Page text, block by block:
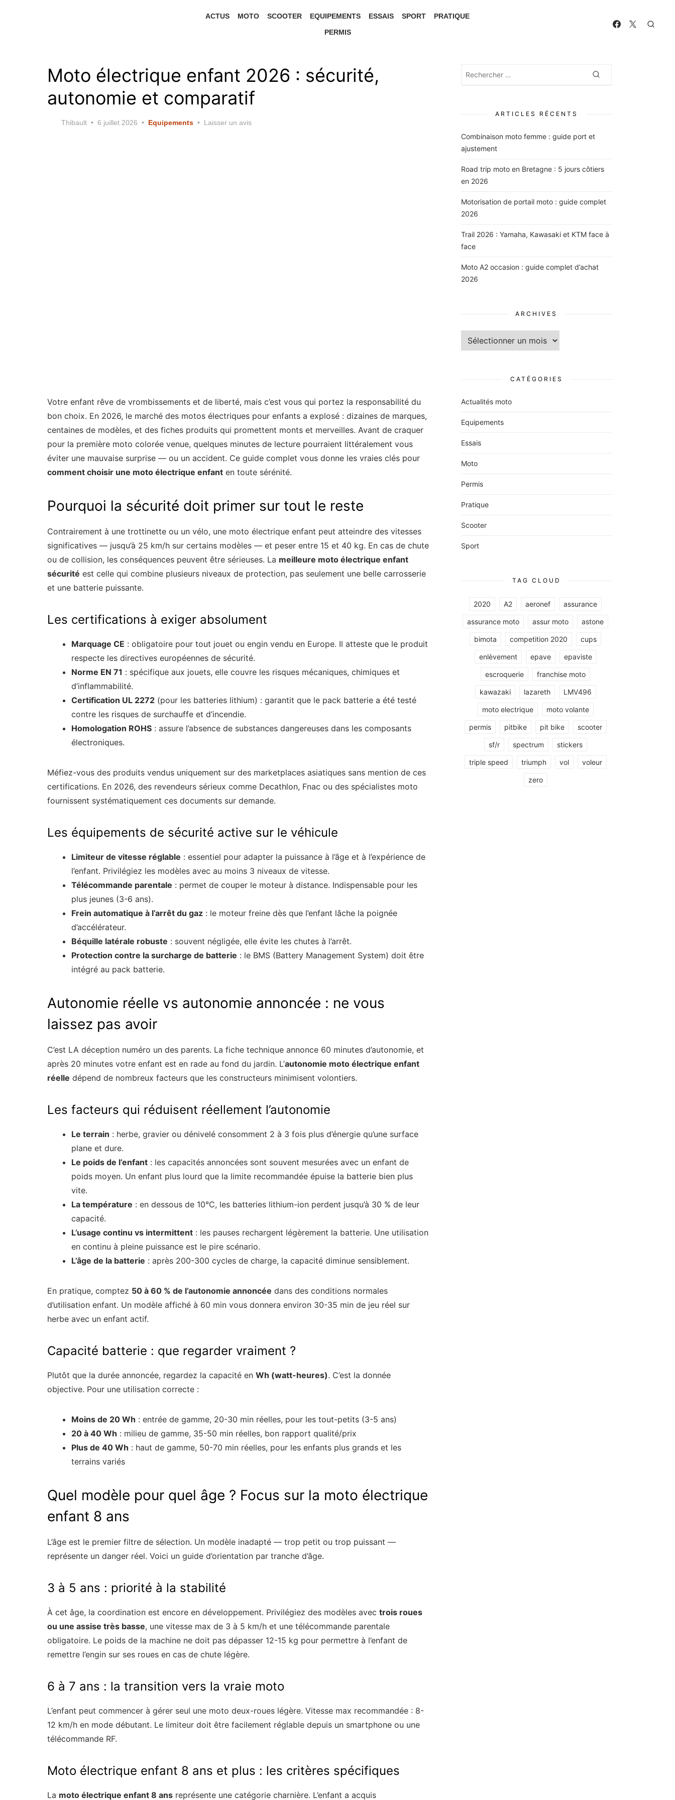
ACTUS MOTO SCOOTER EQUIPEMENTS ESSAIS SPORT
PRATIQUE
PERMIS
Moto électrique enfant 2026 : sécurité,
autonomie et comparatif
Thibault
Posted
6 juillet 2026 Equipements Laisser un avis
Votre enfant rêve de vrombissements et de liberté, mais c’est vous qui portez la responsabilité du
bon choix. En 2026, le marché des motos électriques pour enfants a explosé : dizaines de marques,
centaines de modèles, et des fiches produits qui promettent monts et merveilles. Avant de craquer
pour la première moto colorée venue, quelques minutes de lecture pourraient littéralement vous
éviter une mauvaise surprise — ou un accident. Ce guide complet vous donne les vraies clés pour
comment choisir une moto électrique enfant en toute sérénité.
Pourquoi la sécurité doit primer sur tout le reste
Contrairement à une trottinette ou un vélo, une moto électrique enfant peut atteindre des vitesses
significatives — jusqu’à 25 km/h sur certains modèles — et peser entre 15 et 40 kg. En cas de chute
ou de collision, les conséquences peuvent être sérieuses. La meilleure moto électrique enfant
sécurité est celle qui combine plusieurs niveaux de protection, pas seulement une belle carrosserie
et une batterie puissante.
Les certifications à exiger absolument
Marquage CE : obligatoire pour tout jouet ou engin vendu en Europe. Il atteste que le produit
respecte les directives européennes de sécurité.
Norme EN 71 : spécifique aux jouets, elle couvre les risques mécaniques, chimiques et
d’inflammabilité.
Certification UL 2272 (pour les batteries lithium) : garantit que le pack batterie a été testé
contre les risques de surchauffe et d’incendie.
Homologation ROHS : assure l’absence de substances dangereuses dans les composants
électroniques.
Méfiez-vous des produits vendus uniquement sur des marketplaces asiatiques sans mention de ces
certifications. En 2026, des revendeurs sérieux comme Decathlon, Fnac ou des spécialistes moto
fournissent systématiquement ces documents sur demande.
Les équipements de sécurité active sur le véhicule
Limiteur de vitesse réglable : essentiel pour adapter la puissance à l’âge et à l’expérience de
l’enfant. Privilégiez les modèles avec au moins 3 niveaux de vitesse.
Télécommande parentale : permet de couper le moteur à distance. Indispensable pour les
plus jeunes (3-6 ans).
Frein automatique à l’arrêt du gaz : le moteur freine dès que l’enfant lâche la poignée
d’accélérateur.
Béquille latérale robuste : souvent négligée, elle évite les chutes à l’arrêt.
Protection contre la surcharge de batterie : le BMS (Battery Management System) doit être
intégré au pack batterie.
Autonomie réelle vs autonomie annoncée : ne vous
laissez pas avoir
C’est LA déception numéro un des parents. La fiche technique annonce 60 minutes d’autonomie, et
après 20 minutes votre enfant est en rade au fond du jardin. L’autonomie moto électrique enfant
réelle dépend de nombreux facteurs que les constructeurs minimisent volontiers.
Les facteurs qui réduisent réellement l’autonomie
Le terrain : herbe, gravier ou dénivelé consomment 2 à 3 fois plus d’énergie qu’une surface
plane et dure.
Le poids de l’enfant : les capacités annoncées sont souvent mesurées avec un enfant de
poids moyen. Un enfant plus lourd que la limite recommandée épuise la batterie bien plus
vite.
La température : en dessous de 10°C, les batteries lithium-ion perdent jusqu’à 30 % de leur
capacité.
L’usage continu vs intermittent : les pauses rechargent légèrement la batterie. Une utilisation
en continu à pleine puissance est le pire scénario.
L’âge de la batterie : après 200-300 cycles de charge, la capacité diminue sensiblement.
En pratique, comptez 50 à 60 % de l’autonomie annoncée dans des conditions normales
d’utilisation enfant. Un modèle affiché à 60 min vous donnera environ 30-35 min de jeu réel sur
herbe avec un enfant actif.
Capacité batterie : que regarder vraiment ?
Plutôt que la durée annoncée, regardez la capacité en Wh (watt-heures). C’est la donnée
objective. Pour une utilisation correcte :
Moins de 20 Wh : entrée de gamme, 20-30 min réelles, pour les tout-petits (3-5 ans)
20 à 40 Wh : milieu de gamme, 35-50 min réelles, bon rapport qualité/prix
Plus de 40 Wh : haut de gamme, 50-70 min réelles, pour les enfants plus grands et les
terrains variés
Quel modèle pour quel âge ? Focus sur la moto électrique
enfant 8 ans
L’âge est le premier filtre de sélection. Un modèle inadapté — trop petit ou trop puissant —
représente un danger réel. Voici un guide d’orientation par tranche d’âge.
3 à 5 ans : priorité à la stabilité
À cet âge, la coordination est encore en développement. Privilégiez des modèles avec trois roues
ou une assise très basse, une vitesse max de 3 à 5 km/h et une télécommande parentale
obligatoire. Le poids de la machine ne doit pas dépasser 12-15 kg pour permettre à l’enfant de
remettre l’engin sur ses roues en cas de chute légère.
6 à 7 ans : la transition vers la vraie moto
L’enfant peut commencer à gérer seul une moto deux-roues légère. Vitesse max recommandée : 8-
12 km/h en mode débutant. Le limiteur doit être facilement réglable depuis un smartphone ou une
télécommande RF.
Moto électrique enfant 8 ans et plus : les critères spécifiques
La moto électrique enfant 8 ans représente une catégorie charnière. L’enfant a acquis
Rechercher
ARTICLES RÉCENTS
Combinaison moto femme : guide port et
ajustement
Road trip moto en Bretagne : 5 jours côtiers
en 2026
Motorisation de portail moto : guide complet
2026
Trail 2026 : Yamaha, Kawasaki et KTM face à
face
Moto A2 occasion : guide complet d’achat
2026
ARCHIVES
Archives
CATÉGORIES
Actualités moto
Equipements
Essais
Moto
Permis
Pratique
Scooter
Sport
TAG CLOUD
2020 A2 aeronef assurance
assurance moto assur moto astone
bimota competition 2020 cups
enlèvement epave epaviste
escroquerie franchise moto
kawazaki lazareth LMV496
moto electrique moto volante
permis pitbike pit bike scooter
sf/r spectrum stickers
triple speed triumph vol voleur
zero